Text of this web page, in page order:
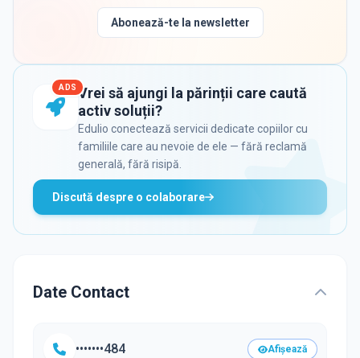
Abonează-te la newsletter
ADS Vrei să ajungi la părinții care caută
activ soluții?
Edulio conectează servicii dedicate copiilor cu
familiile care au nevoie de ele — fără reclamă
generală, fără risipă.
Discută despre o colaborare
Date Contact
•••••••484 Afișează